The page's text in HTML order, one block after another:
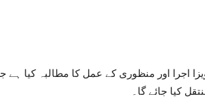
اجرا اور منظوری کے عمل کا مطالبہ کیا ہے
کیا جائے گا۔